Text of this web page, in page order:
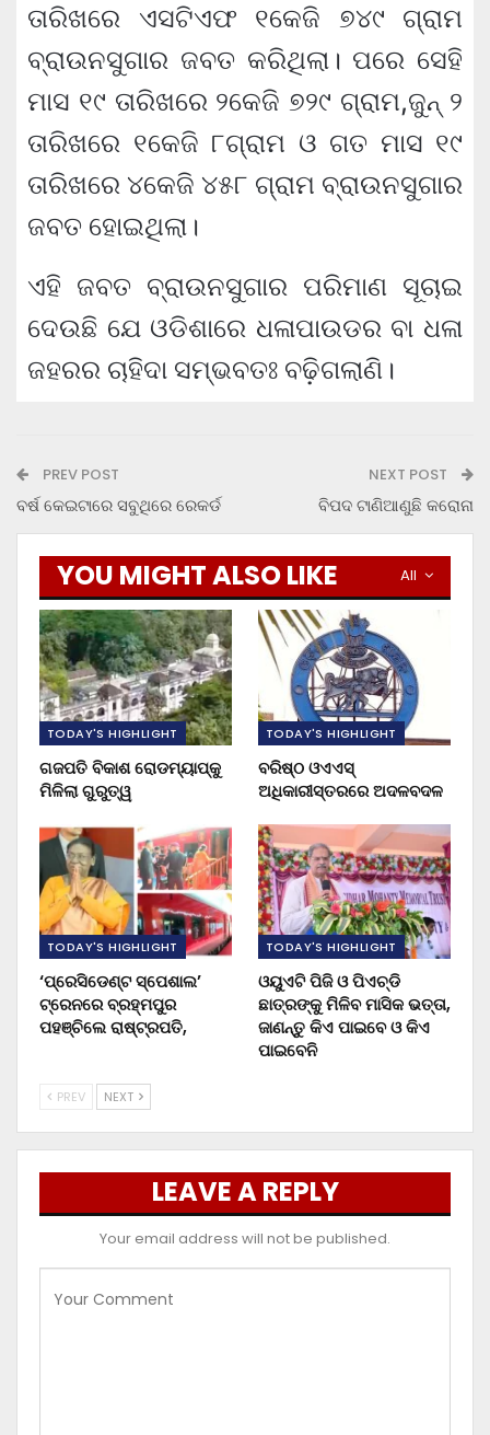
ତାରିଖରେ ଏସଟିଏଫ ୧କେଜି ୭୪୯ ଗ୍ରାମ
ବ୍ରାଉନସୁଗାର ଜବତ କରିଥିଲା। ପରେ ସେହି
ମାସ ୧୯ ତାରିଖରେ ୨କେଜି ୭୨୯ ଗ୍ରାମ,ଜୁନ୍ ୨
ତାରିଖରେ ୧କେଜି ୮ଗ୍ରାମ ଓ ଗତ ମାସ ୧୯
ତାରିଖରେ ୪କେଜି ୪୫୮ ଗ୍ରାମ ବ୍ରାଉନସୁଗାର
ଜବତ ହୋଇଥିଲା।
ଏହି ଜବତ ବ୍ରାଉନସୁଗାର ପରିମାଣ ସୂଚାଇ
ଦେଉଛି ଯେ ଓଡିଶାରେ ଧଳାପାଉଡର ବା ଧଳା
ଜହରର ଚାହିଦା ସମ୍ଭବତଃ ବଢ଼ିଗଲାଣି।
PREV POST
ବର୍ଷ କେଇଟାରେ ସବୁଥିରେ ରେକର୍ଡ
NEXT POST
ବିପଦ ଟାଣିଆଣୁଛି କରୋନା
All
YOU MIGHT ALSO LIKE
TODAY'S HIGHLIGHT
ଗଜପତି ବିକାଶ ରୋଡମ୍ୟାପ୍‌କୁ
ମିଳିଲା ଗୁରୁତ୍ୱ
TODAY'S HIGHLIGHT
ବରିଷ୍ଠ ଓଏଏସ୍‌
ଅଧିକାରୀସ୍ତରରେ ଅଦଳବଦଳ
TODAY'S HIGHLIGHT
‘ପ୍ରେସିଡେଣ୍ଟ ସ୍ପେଶାଲ’
ଟ୍ରେନରେ ବ୍ରହ୍ମପୁର
ପହଞ୍ଚିଲେ ରାଷ୍ଟ୍ରପତି,
TODAY'S HIGHLIGHT
ଓୟୁଏଟି ପିଜି ଓ ପିଏଚ୍‌ଡି
ଛାତ୍ରଙ୍କୁ ମିଳିବ ମାସିକ ଭତ୍ତା,
ଜାଣନ୍ତୁ କିଏ ପାଇବେ ଓ କିଏ
ପାଇବେନି
PREV NEXT
LEAVE A REPLY
Your email address will not be published.